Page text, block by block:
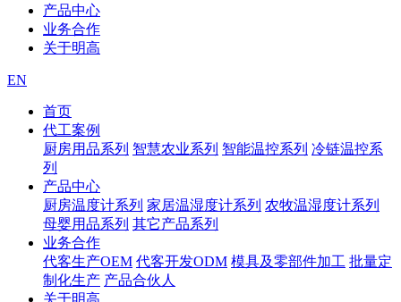
产品中心
业务合作
关于明高
EN
首页
代工案例
厨房用品系列 智慧农业系列 智能温控系列 冷链温控系
列
产品中心
厨房温度计系列 家居温湿度计系列 农牧温湿度计系列
母婴用品系列 其它产品系列
业务合作
代客生产OEM 代客开发ODM 模具及零部件加工 批量定
制化生产 产品合伙人
关于明高